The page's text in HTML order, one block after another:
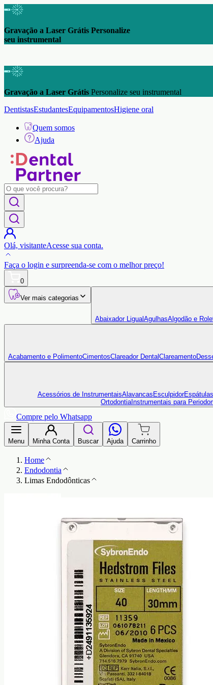
Gravação a Laser Grátis Personalize
seu instrumental
Gravação a Laser Grátis Personalize seu instrumental
DentistasEstudantesEquipamentosHigiene oral
Quem somos
Ajuda
Olá, visitanteAcesse sua conta.
Faça o login e surpreenda-se com o melhor preço!
0
Ver mais categorias
Abaixador LigualAgulhasAlgodão e
Acabamento e PolimentoCimentosClareador DentalClareamento
Acessórios de InstrumentaisAlavancas EsculpidorEspátulas
OrtodontiaInstrumentais para
Compre pelo Whatsapp
Menu Minha Conta Buscar Ajuda Carrinho
Home
Endodontia
Limas Endodônticas